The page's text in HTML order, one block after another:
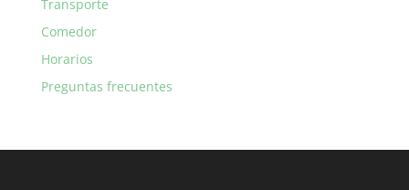
Transporte
Comedor
Horarios
Preguntas frecuentes